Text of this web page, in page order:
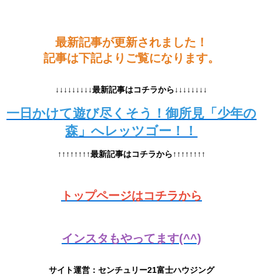
最新記事が更新されました！
記事は下記よりご覧になります。
↓↓↓↓↓↓↓↓↓最新記事はコチラから↓↓↓↓↓↓↓↓
一日かけて遊び尽くそう！御所見「少年の
森」へレッツゴー！！
↑↑↑↑↑↑↑↑最新記事はコチラから↑↑↑↑↑↑↑↑
トップページはコチラから
インスタもやってます(^^)
サイト運営：センチュリー21富士ハウジング